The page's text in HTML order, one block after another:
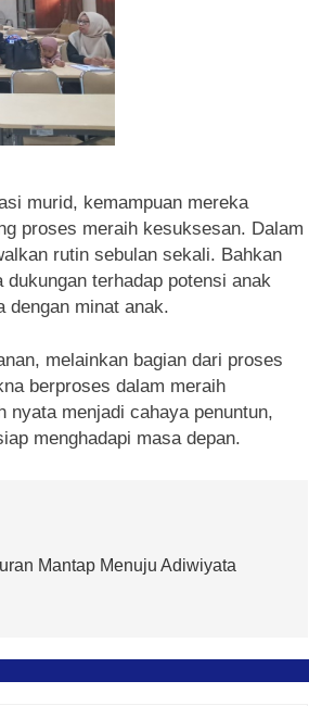
murid, kemampuan mereka
proses meraih kesuksesan. Dalam
rutin sebulan sekali. Bahkan
terhadap potensi anak
dengan minat anak.
melainkan bagian dari proses
berproses dalam meraih
nyata menjadi cahaya penuntun,
menghadapi masa depan.
Mantap Menuju Adiwiyata